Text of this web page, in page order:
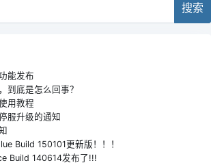
搜索
能发布
到底是怎么回事？
用教程
服升级的通知
Build 150101更新版！！！
Build 140614发布了!!!